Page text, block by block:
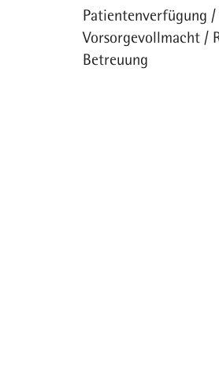
Patientenverfügung /
Vorsorgevollmacht /
Betreuung